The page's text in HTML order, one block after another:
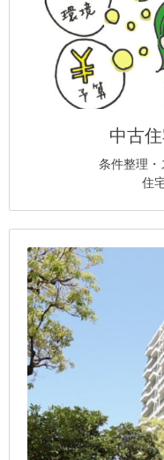
中古
条件整理・
住